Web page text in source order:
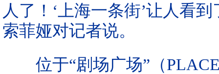
人了！‘上海一条街’让人看
索菲娅对记者说。
位于“剧场广场”（PLACE